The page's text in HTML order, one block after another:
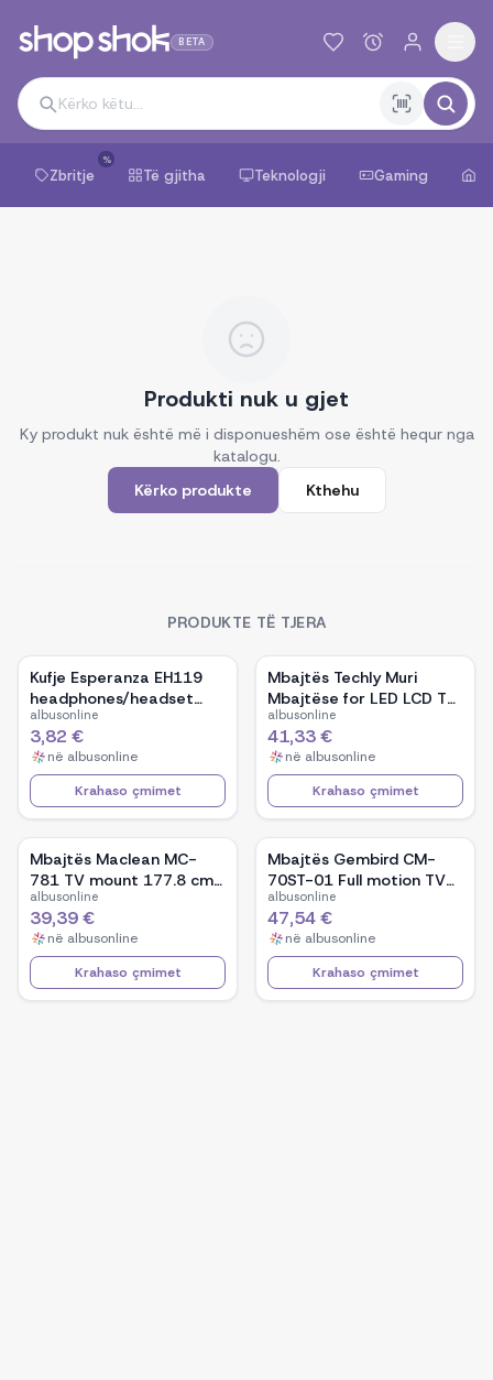
BETA
Zbritje
%
Të gjitha Teknologji Gaming
Produkti nuk u gjet
Ky produkt nuk është më i disponueshëm ose është hequr nga
katalogu.
Kërko produkte
Kthehu
PRODUKTE TË TJERA
Kufje Esperanza EH119
headphones/headset
Head-band
albusonline
3,82 €
në albusonline
Krahaso çmimet
Mbajtës Techly Muri
Mbajtëse for LED LCD TV
42-80 Ultra Slim Fixe
H600mm&quot; ICA-PLB
860
albusonline
41,33 €
në albusonline
Krahaso çmimet
Mbajtës Maclean MC-
781 TV mount 177.8 cm
(70&quot;)
albusonline
39,39 €
në albusonline
Krahaso çmimet
Mbajtës Gembird CM-
70ST-01 Full motion TV
ceiling mount/ 32&quot;
- 70&quot;/ 50kg
albusonline
47,54 €
në albusonline
Krahaso çmimet